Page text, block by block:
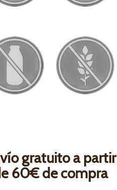
gratuito a partir
60€ de compra